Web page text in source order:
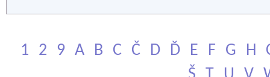
1 2 9 A B C Č D Ď E F G H